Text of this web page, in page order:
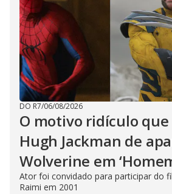
DO R7/06/08/2026
O motivo ridículo
Hugh Jackman de
Wolverine em
Ator foi convidado para participar do
Raimi em 2001